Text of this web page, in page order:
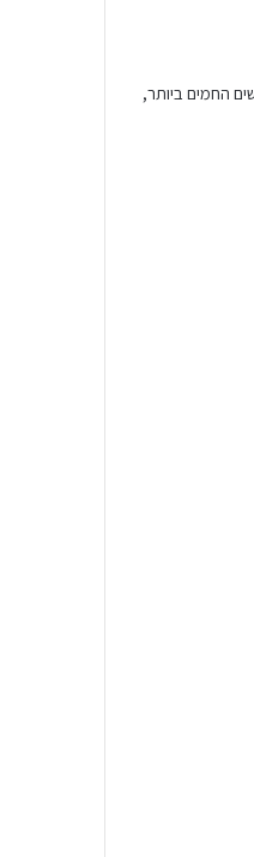
החמים ביותר,